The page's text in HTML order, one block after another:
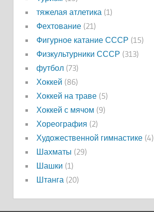
тяжелая атлетика (1)
Фехтование(21)
Фигурное катание СССР (15)
Физкультурники СССР (313)
футбол(73)
Хоккей (86)
Хоккей на траве(5)
Хоккей с мячом (9)
Хореография (2)
Художественной гимнастике(4)
Шахматы (29)
Шашки (1)
Штанга (20)